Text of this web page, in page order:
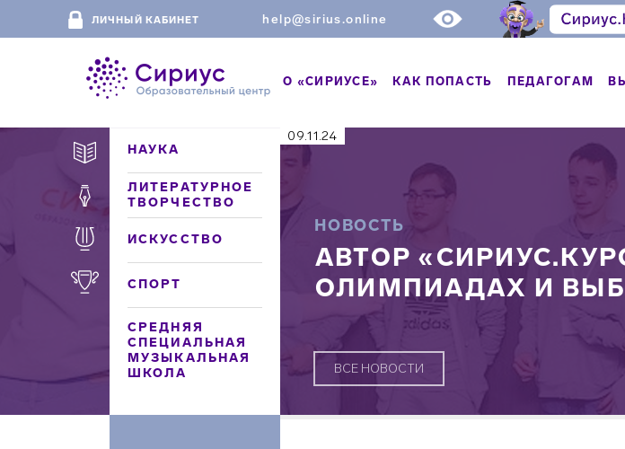
ЛИЧНЫЙ КАБИНЕТ help@sirius.online
О «СИРИУСЕ» КАК ПОПАСТЬ ПЕДАГОГАМ
НАУКА
ЛИТЕРАТУРНОЕ
ТВОРЧЕСТВО
ИСКУССТВО
СПОРТ
СРЕДНЯЯ
СПЕЦИАЛЬНАЯ
МУЗЫКАЛЬНАЯ
ШКОЛА
09.11.24
НОВОСТЬ
АВТОР
ОЛИМПИАДАХ И
ВСЕ НОВОСТИ